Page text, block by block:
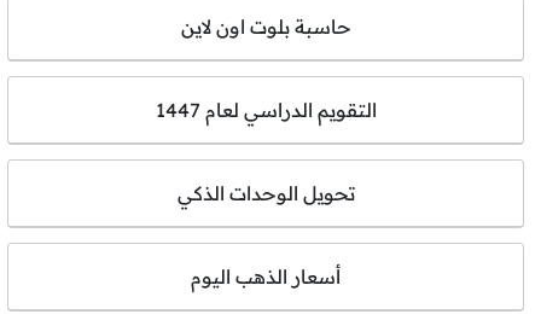
حاسبة بلوت اون لاين
التقويم الدراسي لعام 1447
تحويل الوحدات الذكي
أسعار الذهب اليوم